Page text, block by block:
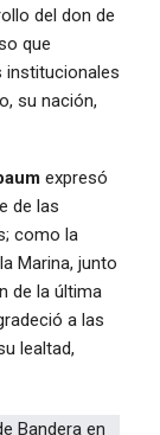
del don de
que
institucionales
su nación,
expresó
de las
como la
Marina, junto
de la última
a las
lealtad,